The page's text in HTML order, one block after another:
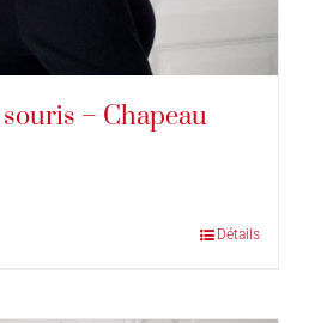
– Chapeau
Détails